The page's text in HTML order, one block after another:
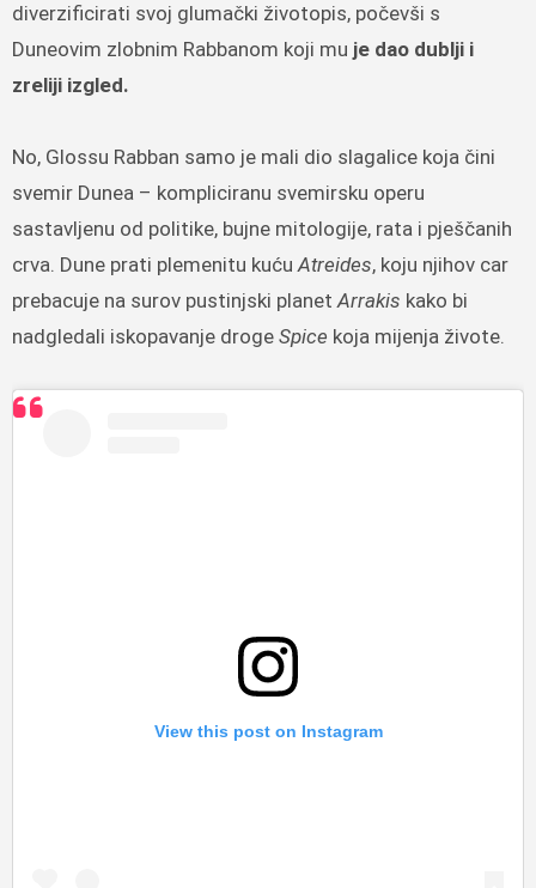
diverzificirati svoj glumački životopis, počevši s
Duneovim zlobnim Rabbanom koji mu je dao dublji i
zreliji izgled.
No, Glossu Rabban samo je mali dio slagalice koja čini
svemir Dunea – kompliciranu svemirsku operu
sastavljenu od politike, bujne mitologije, rata i pješčanih
crva. Dune prati plemenitu kućuAtreides, koju njihov car
prebacuje na surov pustinjski planetArrakis kako bi
nadgledali iskopavanje droge Spice koja mijenja živote.
View this post on Instagram